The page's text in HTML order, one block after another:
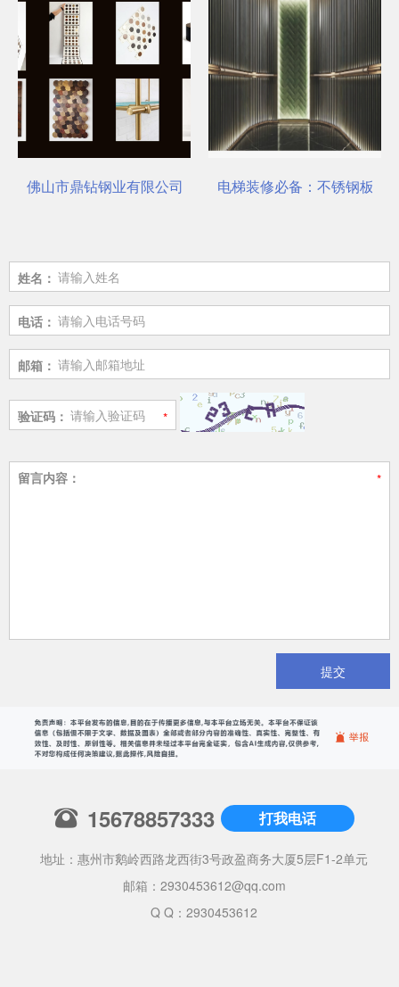
对了吗？
佛山市鼎钻钢业有限公司，一站式选材中心 | 电梯装饰
电梯装修必备：不锈钢板安
姓名：
电话：
邮箱：
验证码：
留言内容：
提交
15678857333 打我电话
地址：惠州市鹅岭西路龙西街3号政盈商务大厦5层F1-2单元
邮箱： 2930453612@qq.com
Q Q：2930453612